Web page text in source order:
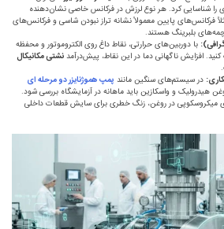
را شناسایی کرد. هر نوع لرزش در فرکانس خاصی نشان‌دهنده
فرکانس‌های پایین معمولاً نشانه تراز نبودن شاسی و فرکانس‌های
بلبرینگ هستند.
: با دوربین‌های حرارتی، نقاط داغ روی الکتروموتور و محفظه
افزایش ناگهانی دما در این نقاط، پیش‌درآمدنشتی مکانیکال
: در سیستم‌های سنگین مانند پمپ هموژنایزر دو مرحله ای
هیدرولیک و واسکازین باید ماهانه در آزمایشگاه بررسی شود.
میکروسکوپی در روغن، زنگ خطری برای سایش قطعات داخلی